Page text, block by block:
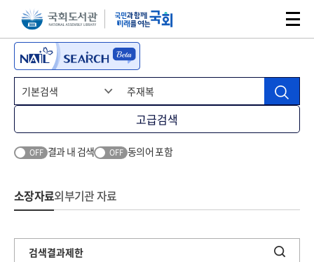
본문 바로가기주메뉴 바로가기
고급검색
OFF 결과 내 검색 OFF 동의어 포함
소장자료외부기관 자료
검색결과제한